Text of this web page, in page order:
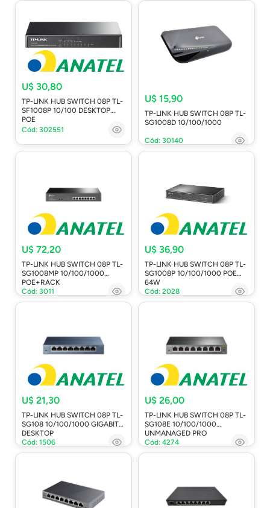
U$ 30,80
TP-LINK HUB SWITCH 08P TL-
SF1008P 10/100 DESKTOP
POE
Cód: 302551
U$ 15,90
TP-LINK HUB SWITCH 08P TL-
SG1008D 10/100/1000
Cód: 30140
U$ 72,20
TP-LINK HUB SWITCH 08P TL-
SG1008MP 10/100/1000
POE+RACK
Cód: 3011
U$ 36,90
TP-LINK HUB SWITCH 08P TL-
SG1008P 10/100/1000 POE
64W
Cód: 2028
U$ 21,30
TP-LINK HUB SWITCH 08P TL-
SG108 10/100/1000 GIGABIT
DESKTOP
Cód: 1506
U$ 26,00
TP-LINK HUB SWITCH 08P TL-
SG108E 10/100/1000
UNMANAGED PRO
Cód: 4274